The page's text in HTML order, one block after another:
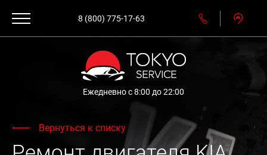
8 (800) 775-17-63
Ежедневно с 8:00 до 22:00
Вернуться к списку